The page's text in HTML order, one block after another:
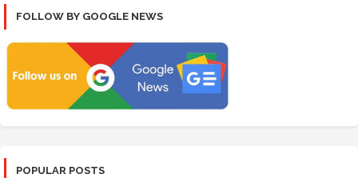
FOLLOW BY GOOGLE NEWS
POPULAR POSTS